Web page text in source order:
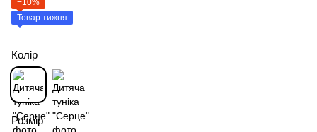
Товар тижня
Колір
Розмір